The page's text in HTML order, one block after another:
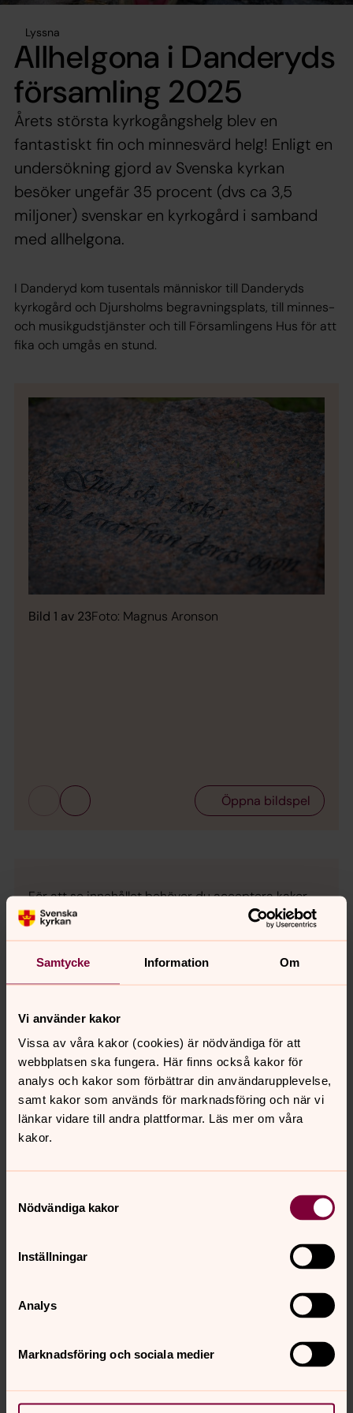
Samtycke Information Om
Vi använder kakor
Vissa av våra kakor (cookies) är nödvändiga för att
webbplatsen ska fungera. Här finns också kakor för
analys och kakor som förbättrar din användarupplevelse,
samt kakor som används för marknadsföring och när vi
länkar vidare till andra plattformar. Läs mer om våra
kakor.
Nödvändiga kakor
Inställningar
Analys
Marknadsföring och sociala medier
Lyssna
Allhelgona i Danderyds
församling 2025
Årets största kyrkogångshelg blev en
fantastiskt fin och minnesvärd helg! Enligt en
undersökning gjord av Svenska kyrkan
besöker ungefär 35 procent (dvs ca 3,5
miljoner) svenskar en kyrkogård i samband
med allhelgona.
I Danderyd kom tusentals människor till Danderyds
kyrkogård och Djursholms begravningsplats, till minnes-
och musikgudstjänster och till Församlingens Hus för att
fika och umgås en stund.
Bild 1 av 23Foto: Magnus Aronson
Öppna bildspel
För att se innehållet behöver du acceptera kakor
för inställningar.
Ändra inställningar
Allhelgonahelgen
Under allhelgona tänder vi ljus och uppmärksammar och
minns dem som levde. Vi påminner oss om att döden
finns och drabbar oss alla. I kyrkan påminns vi också om
För att se innehållet behöver du acceptera kakor
Ändra inställningar